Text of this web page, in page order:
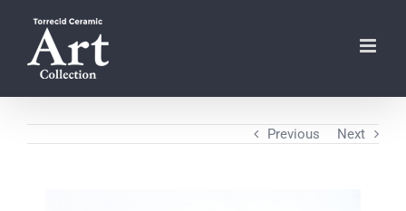
content
Previous Next